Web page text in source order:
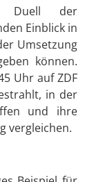
Duell der
Einblick in
Umsetzung
können.
Uhr auf ZDF
in der
und ihre
vergleichen.